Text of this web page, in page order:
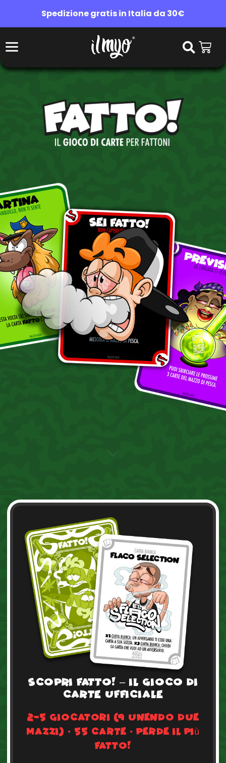
Spedizione gratis in Italia da 30€
Scopri FATTO! – Il Gioco di
Carte Ufficiale
2-5 Giocatori (9 unendo due
mazzi) • 55 Carte • Perde il più
fatto!